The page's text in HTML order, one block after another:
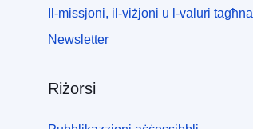
Il-missjoni, il-viżjoni u l-valuri tagħna
Newsletter
Riżorsi